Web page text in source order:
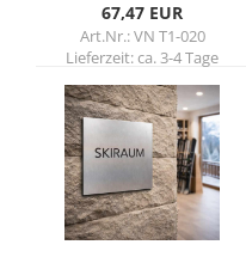
67,47 EUR
Art.Nr.: VN T1-020
Lieferzeit:ca. 3-4 Tage